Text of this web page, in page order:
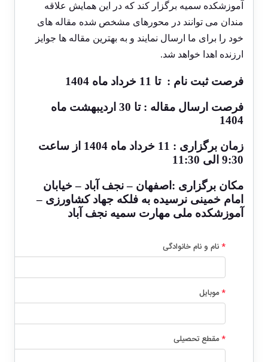
آموزشکده سمیه برگزار کند که در این همایش علاقه
مندان می توانند در محورهای مشخص شده مقاله های
خود را برای ما ارسال نمایند و به بهترین مقاله ها جوایز
ارزنده اهدا خواهد شد.
فرصت ثبت نام : تا 11 خرداد ماه 1404
فرصت ارسال مقاله : تا 30 اردیبهشت ماه
1404
زمان برگزاری : 11 خرداد ماه 1404 از ساعت
9:30 الی 11:30
مکان برگزاری :اصفهان – نجف آباد – خیابان
امام خمینی نرسیده به فلکه جهاد کشاورزی –
آموزشکده ملی مهارت سمیه نجف آباد